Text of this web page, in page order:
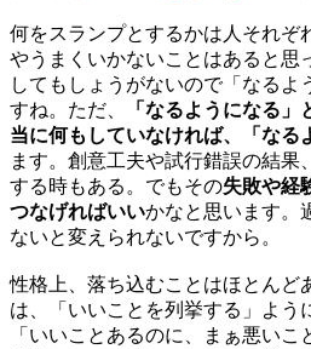
何をスランプとするかは人それぞ
やうまくいかないことはあると思
してもしょうがないので「なるよ
すね。ただ、
「なるようになる
当に何もしていなければ、「なる
ます。創意工夫や試行錯誤の結果
する時もある。でもその失敗や経
つなげればいいかなと思います。
ないと変えられないですから。
性格上、落ち込むことはほとんど
は、「いいことを列挙する」よう
「いいことあるのに、まぁ悪いこ